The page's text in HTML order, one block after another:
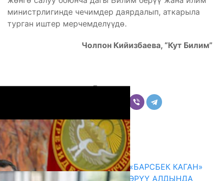
министрлигинде чечимдер даярдалып, аткарыла
турган иштер мерчемделүүдө.
Чолпон Кийизбаева, “Кут Билим”
Бөлүшүү
Комментарийлер
Акыркы жаңылыктар
КЫРГЫЗ ТАРЫХЫ ТАСМАДА: «БАРСБЕК КАГАН»
КӨРКӨМ ТАСМАСЫ ЖАРЫК КӨРҮҮ АЛДЫНДА